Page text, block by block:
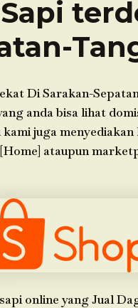
Di Sarakan-
anda bisa lihat
juga menyediakan
ataupun
online yang Jual